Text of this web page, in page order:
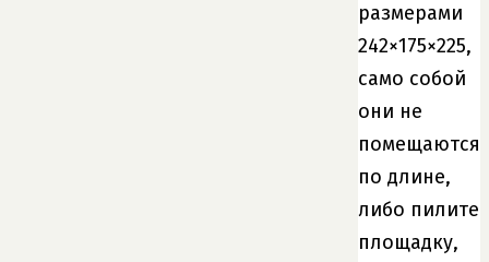
размерами
242×175×225,
само собой
они не
помещаются
по длине,
либо пилите
площадку,